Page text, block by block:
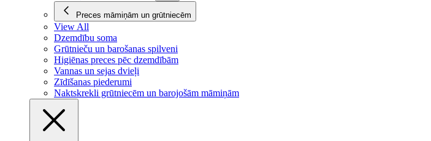
Preces māmiņām un grūtniecēm
View All
Dzemdību soma
Grūtnieču un barošanas spilveni
Higiēnas preces pēc dzemdībām
Vannas un sejas dvieļi
Zīdīšanas piederumi
Naktskrekli grūtniecēm un barojošām māmiņām